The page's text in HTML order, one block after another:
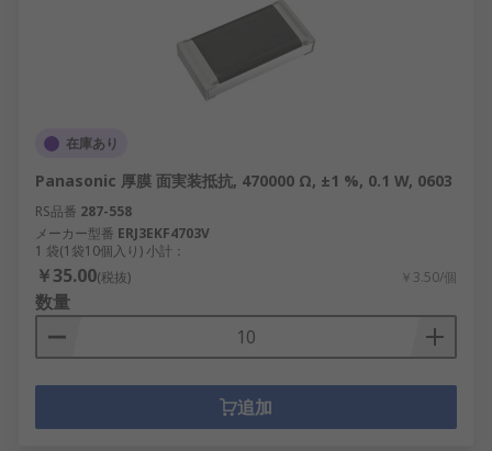
在庫あり
Panasonic 厚膜 面実装抵抗, 470000 Ω, ±1 %, 0.1 W, 0603
RS品番 287-558
メーカー型番 ERJ3EKF4703V
1 袋(1袋10個入り) 小計：
￥35.00(税抜) ￥3.50/個
数量
追加